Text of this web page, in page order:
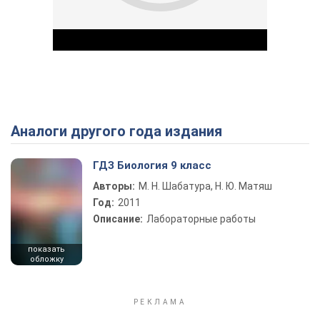
Play Video
Аналоги другого года издания
показать
обложку
ГДЗ Биология 9 класс
Авторы: М. Н. Шабатура, Н. Ю. Матяш
Год: 2011
Описание: Лабораторные работы